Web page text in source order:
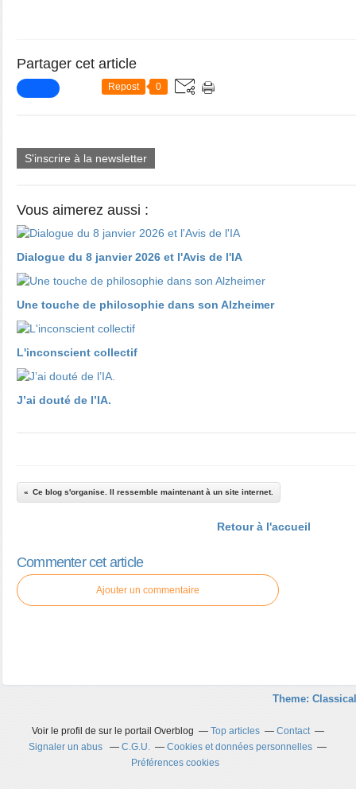
Partager cet article
Repost 0
S'inscrire à la newsletter
Vous aimerez aussi :
Dialogue du 8 janvier 2026 et l'Avis de l'IA
​​​​​​​Une touche de philosophie dans son Alzheimer
L'inconscient collectif
J’ai douté de l’IA.
Ce blog s'organise. Il ressemble maintenant à un site internet.
Retour à l'accueil
Commenter cet article
Ajouter un commentaire
Theme:
Voir le profil de sur le portail Overblog Top articles
Contact
Signaler un abus
C.G.U.
Cookies et données personnelles
Préférences cookies